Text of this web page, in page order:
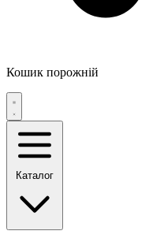
Кошик порожній
Каталог